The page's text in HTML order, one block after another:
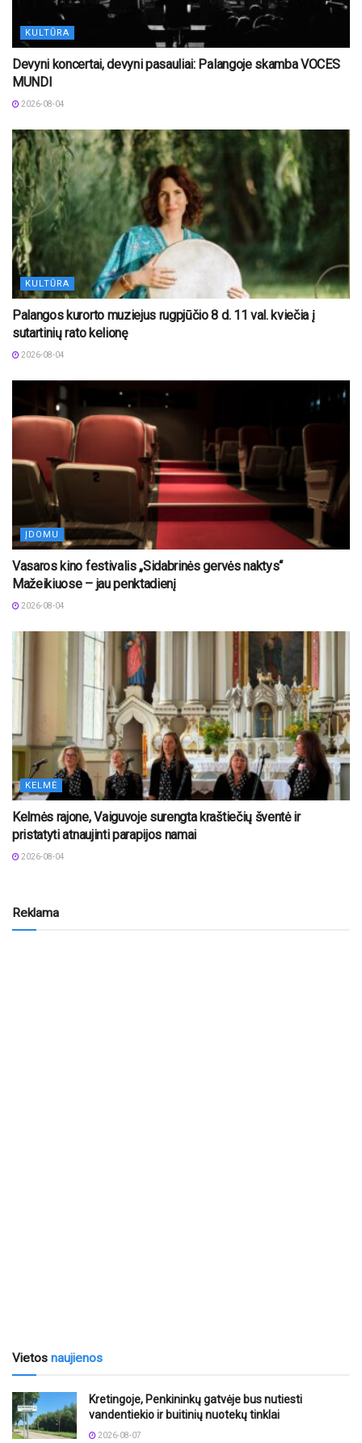
KULTŪRA
Devyni koncertai, devyni pasauliai: Palangoje skamba VOCES
MUNDI
2026-08-04
KULTŪRA
Palangos kurorto muziejus rugpjūčio 8 d. 11 val. kviečia į
sutartinių rato kelionę
2026-08-04
ĮDOMU
Vasaros kino festivalis „Sidabrinės gervės naktys“
Mažeikiuose – jau penktadienį
2026-08-04
KELMĖ
Kelmės rajone, Vaiguvoje surengta kraštiečių šventė ir
pristatyti atnaujinti parapijos namai
2026-08-04
Reklama
Vietos naujienos
Kretingoje, Penkininkų gatvėje bus nutiesti
vandentiekio ir buitinių nuotekų tinklai
2026-08-07